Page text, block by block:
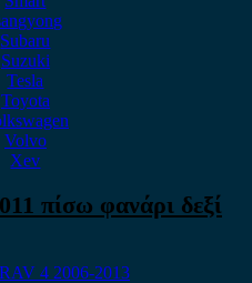
Subaru
Suzuki
Tesla
Toyota
Volvo
Xev
πίσω φανάρι δεξί
4 2006-2013